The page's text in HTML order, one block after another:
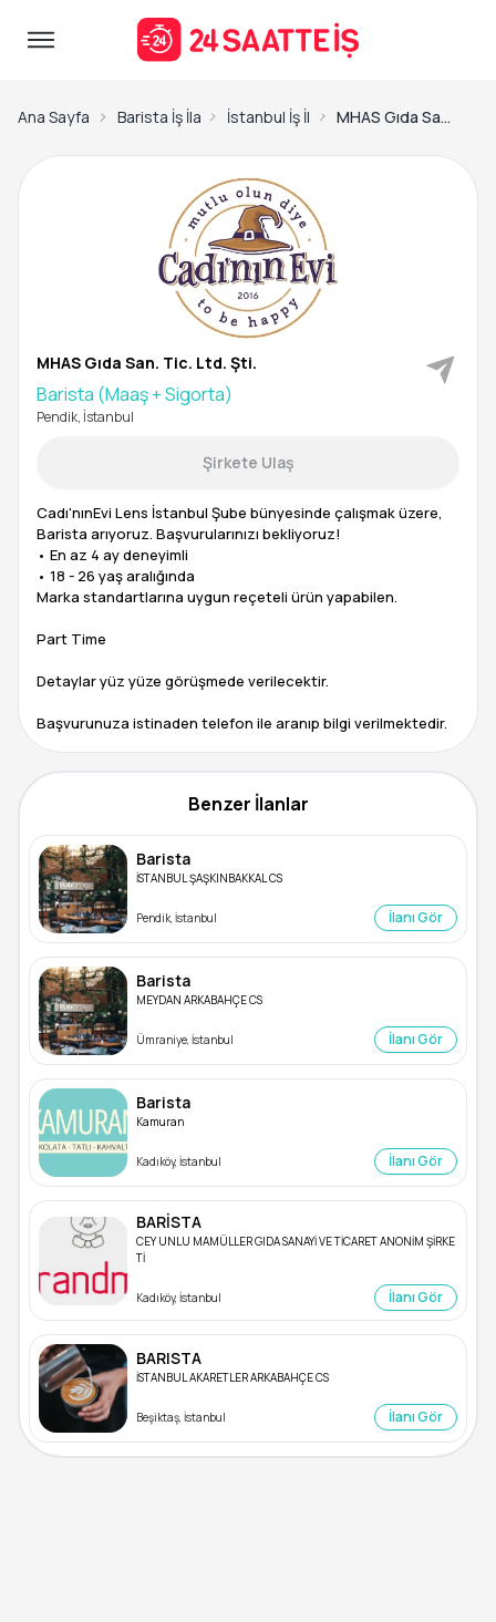
Ana Sayfa Barista İş İlanlarıİstanbul İş İlanları MHAS Gıda San. Tic. Ltd. Şti.-Barista (Maaş + Sigorta)
MHAS Gıda San. Tic. Ltd. Şti.
Barista (Maaş + Sigorta)
Pendik, İstanbul
Şirkete Ulaş
Cadı'nınEvi Lens İstanbul Şube bünyesinde çalışmak üzere,
Barista arıyoruz. Başvurularınızı bekliyoruz!
• En az 4 ay deneyimli
• 18 - 26 yaş aralığında
Marka standartlarına uygun reçeteli ürün yapabilen.
Part Time
Detaylar yüz yüze görüşmede verilecektir.
Benzer İlanlar
Barista
İSTANBUL ŞAŞKINBAKKAL CS
Pendik, İstanbul İlanı Gör
Barista
MEYDAN ARKABAHÇE CS
Ümraniye, İstanbul İlanı Gör
Barista
Kamuran
Kadıköy, İstanbul İlanı Gör
BARİSTA
CEY UNLU MAMÜLLER GIDA SANAYİ VE TİCARET ANONİM ŞİRKE
Tİ
Kadıköy, İstanbul İlanı Gör
BARISTA
İSTANBUL AKARETLER ARKABAHÇE CS
Beşiktaş, İstanbul İlanı Gör